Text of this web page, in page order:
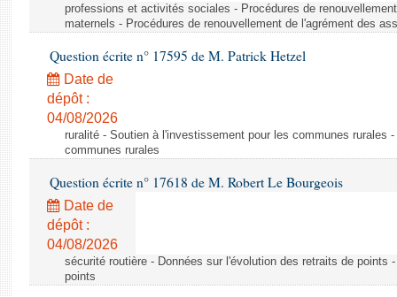
professions et activités sociales - Procédures de
maternels - Procédures de renouvellement de l'agrément des
Question écrite n° 17595 de M. Patrick Hetzel
Date de
dépôt :
04/08/2026
ruralité - Soutien à l'investissement pour les communes rurales
communes rurales
Question écrite n° 17618 de M. Robert Le Bourgeois
Date de
dépôt :
04/08/2026
sécurité routière - Données sur l'évolution des retraits de points
points